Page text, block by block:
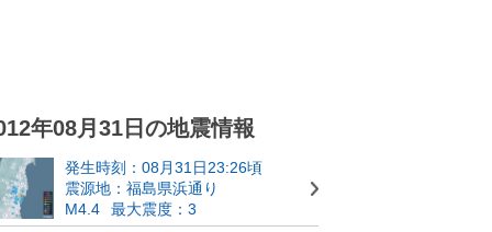
年08月31日の地震情報
発生時刻：08月31日23:26頃
震源地：福島県浜通り
M4.4
最大震度：3